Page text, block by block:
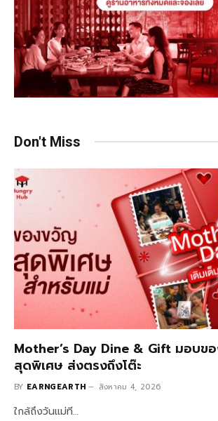
Don't Miss
Mother’s Day Dine & Gift มอบข
สุดพิเศษ ส่งตรงถึงโต๊ะ
BY EARNGEARTH สิงหาคม 4, 2026
ใกล้ถึงวันแม่ที…